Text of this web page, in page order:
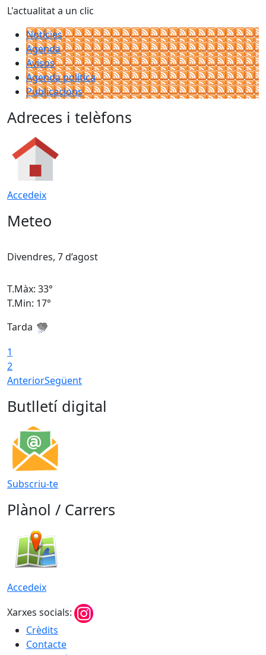
L'actualitat a un clic
Notícies
Agenda
Avisos
Agenda política
Publicacions
Adreces i telèfons
Accedeix
Meteo
Divendres, 7 d’agost
T.Màx: 33°
T.Min: 17°
Tarda
1
2
AnteriorSegüent
Butlletí digital
Subscriu-te
Plànol / Carrers
Accedeix
Xarxes socials:
Crèdits
Contacte